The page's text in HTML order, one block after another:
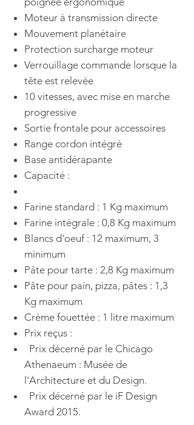
Moteur à transmission directe
Mouvement planétaire
Protection surcharge moteur
Verrouillage commande lorsque la
tête est relevée
10 vitesses, avec mise en marche
progressive
Sortie frontale pour accessoires
Range cordon intégré
Base antidérapante
Capacité :
Farine standard : 1 Kg maximum
Farine intégrale : 0,8 Kg maximum
Blancs d'oeuf : 12 maximum, 3
minimum
Pâte pour tarte : 2,8 Kg maximum
Pâte pour pain, pizza, pâtes : 1,3
Kg maximum
Crème fouettée : 1 litre maximum
Prix reçus :
Prix décerné par le Chicago
Athenaeum : Musée de
l'Architecture et du Design.
Prix décerné par le iF Design
Award 2015.